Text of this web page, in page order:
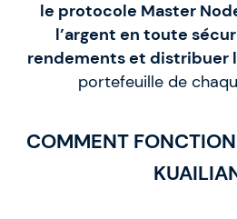
le protocole Master
l’argent en toute
rendements et distribuer
portefeuille de
COMMENT